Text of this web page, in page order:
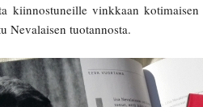
kiinnostuneille vinkkaan kotimaisen
Nevalaisen tuotannosta.